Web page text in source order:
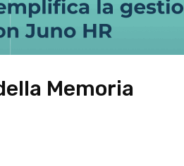
Memoria